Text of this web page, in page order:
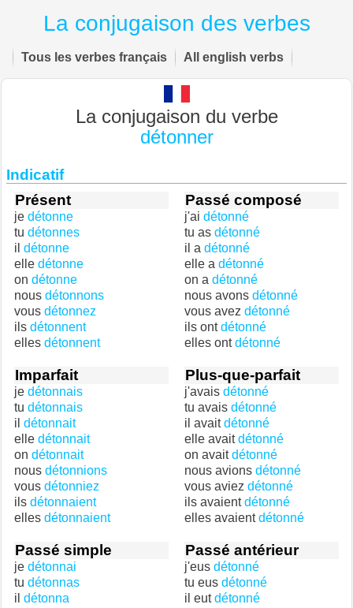
La conjugaison des verbes
Tous les verbes français All english verbs
La conjugaison du verbe
détonner
Indicatif
Présent
je détonne
tu détonnes
il détonne
elle détonne
on détonne
nous détonnons
vous détonnez
ils détonnent
elles détonnent
Passé composé
j'ai détonné
tu as détonné
il a détonné
elle a détonné
on a détonné
nous avons détonné
vous avez détonné
ils ontdétonné
elles ontdétonné
Imparfait
je détonnais
tu détonnais
il détonnait
elle détonnait
on détonnait
nous détonnions
vous détonniez
ils détonnaient
elles détonnaient
Plus-que-parfait
j'avais détonné
tu avais détonné
il avaitdétonné
elle avaitdétonné
on avaitdétonné
nous avions détonné
vous aviez détonné
ils avaientdétonné
elles avaientdétonné
Passé simple
je détonnai
tu détonnas
il détonna
Passé antérieur
j'eus détonné
tu eus détonné
il eutdétonné